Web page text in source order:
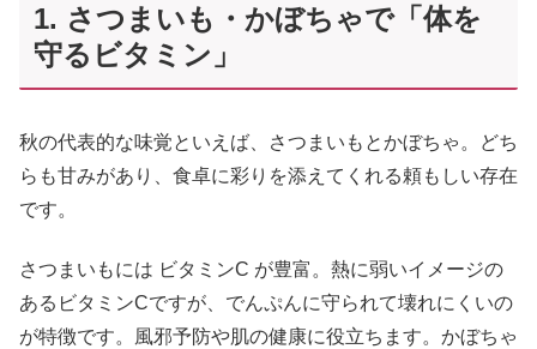
1. さつまいも・かぼちゃで「体を
守るビタミン」
秋の代表的な味覚といえば、さつまいもとかぼちゃ。どち
らも甘みがあり、食卓に彩りを添えてくれる頼もしい存在
です。
さつまいもには ビタミンC が豊富。熱に弱いイメージの
あるビタミンCですが、でんぷんに守られて壊れにくいの
が特徴です。風邪予防や肌の健康に役立ちます。かぼちゃ